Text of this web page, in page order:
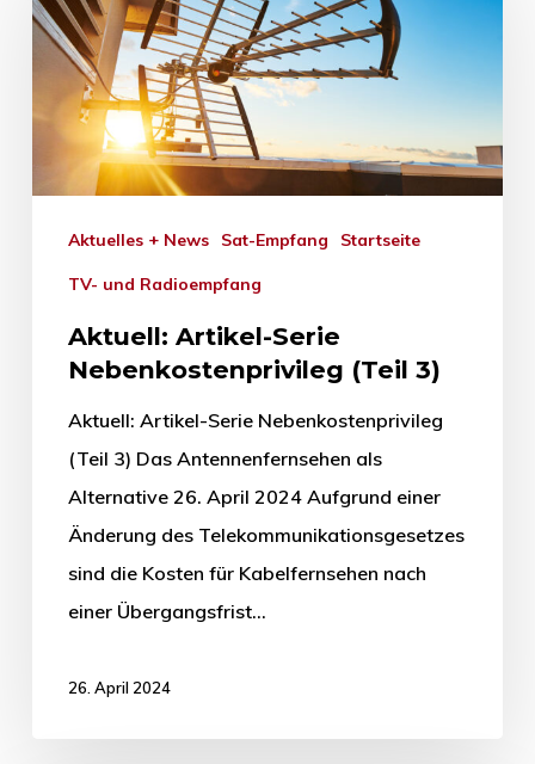
Aktuelles + News Sat-Empfang Startseite
TV- und Radioempfang
Aktuell: Artikel-Serie
Nebenkostenprivileg (Teil 3)
Aktuell: Artikel-Serie Nebenkostenprivileg
(Teil 3) Das Antennenfernsehen als
Alternative 26. April 2024 Aufgrund einer
Änderung des Telekommunikationsgesetzes
sind die Kosten für Kabelfernsehen nach
einer Übergangsfrist…
26. April 2024